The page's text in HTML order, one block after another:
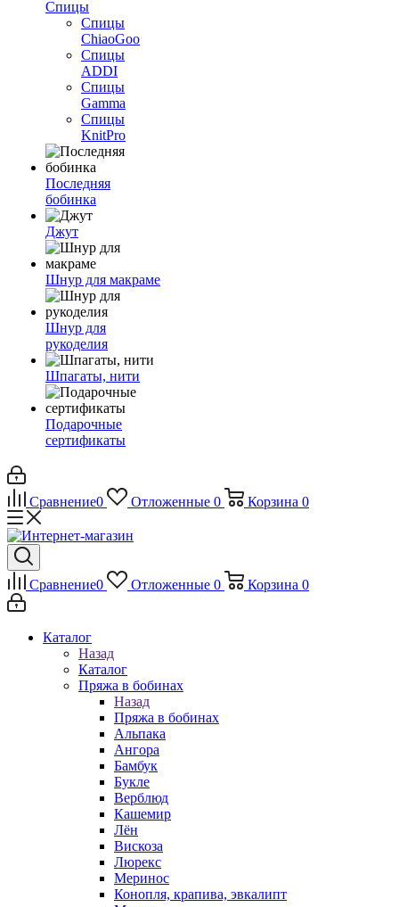
Спицы
Спицы
ChiaoGoo
Спицы
ADDI
Спицы
Gamma
Спицы
KnitPro
Последняя
бобинка
Джут
Шнур для макраме
Шнур для
рукоделия
Шпагаты, нити
Подарочные
сертификаты
Сравнение0 Отложенные 0 Корзина 0
Сравнение0 Отложенные 0 Корзина 0
Каталог
Назад
Каталог
Пряжа в бобинах
Назад
Пряжа в бобинах
Альпака
Ангора
Бамбук
Букле
Верблюд
Кашемир
Лён
Вискоза
Люрекс
Меринос
Конопля, крапива, эвкалипт